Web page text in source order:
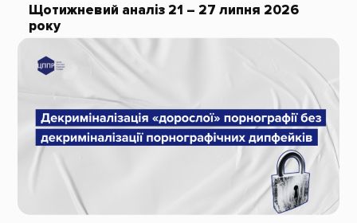
Щотижневий аналіз 21 – 27 липня 2026
року